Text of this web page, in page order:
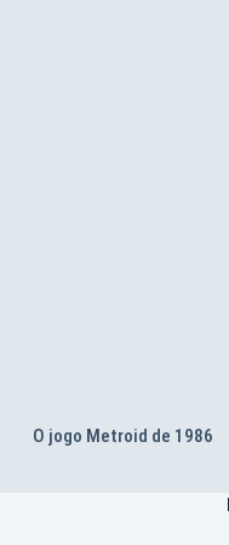
O jogo Metroid de 1986